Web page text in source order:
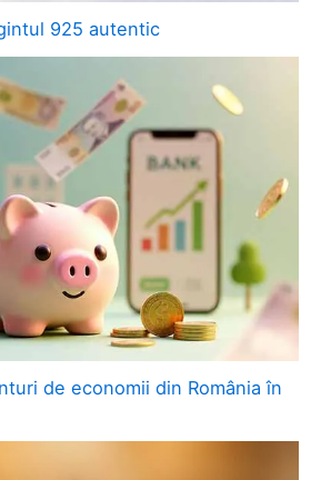
925 autentic
de economii din România în